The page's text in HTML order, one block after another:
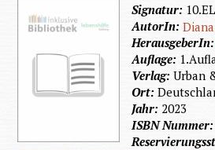
Signatur:
AutorIn:
Auflage:
Verlag:Urban
Ort:
Jahr: 2023
ISBN